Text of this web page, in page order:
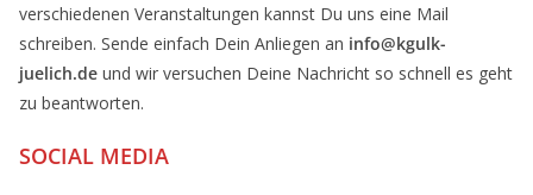
verschiedenen Veranstaltungen kannst Du uns eine Mail
schreiben. Sende einfach Dein Anliegen an info@kgulk-
juelich.de und wir versuchen Deine Nachricht so schnell es geht
zu beantworten.
SOCIAL MEDIA